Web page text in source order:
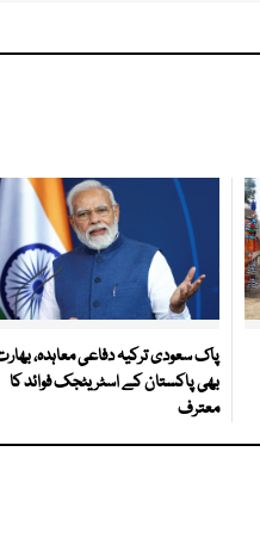
پاک سعودی ترکیہ دفاعی معاہدہ،
بھی پاکستان کے اسٹریٹجک فوائد کا
معترف